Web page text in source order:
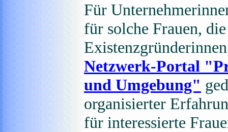
Für
für solche Frauen,
Netzwerk-Portal
und Umgebung"
organisierter
für interessierte